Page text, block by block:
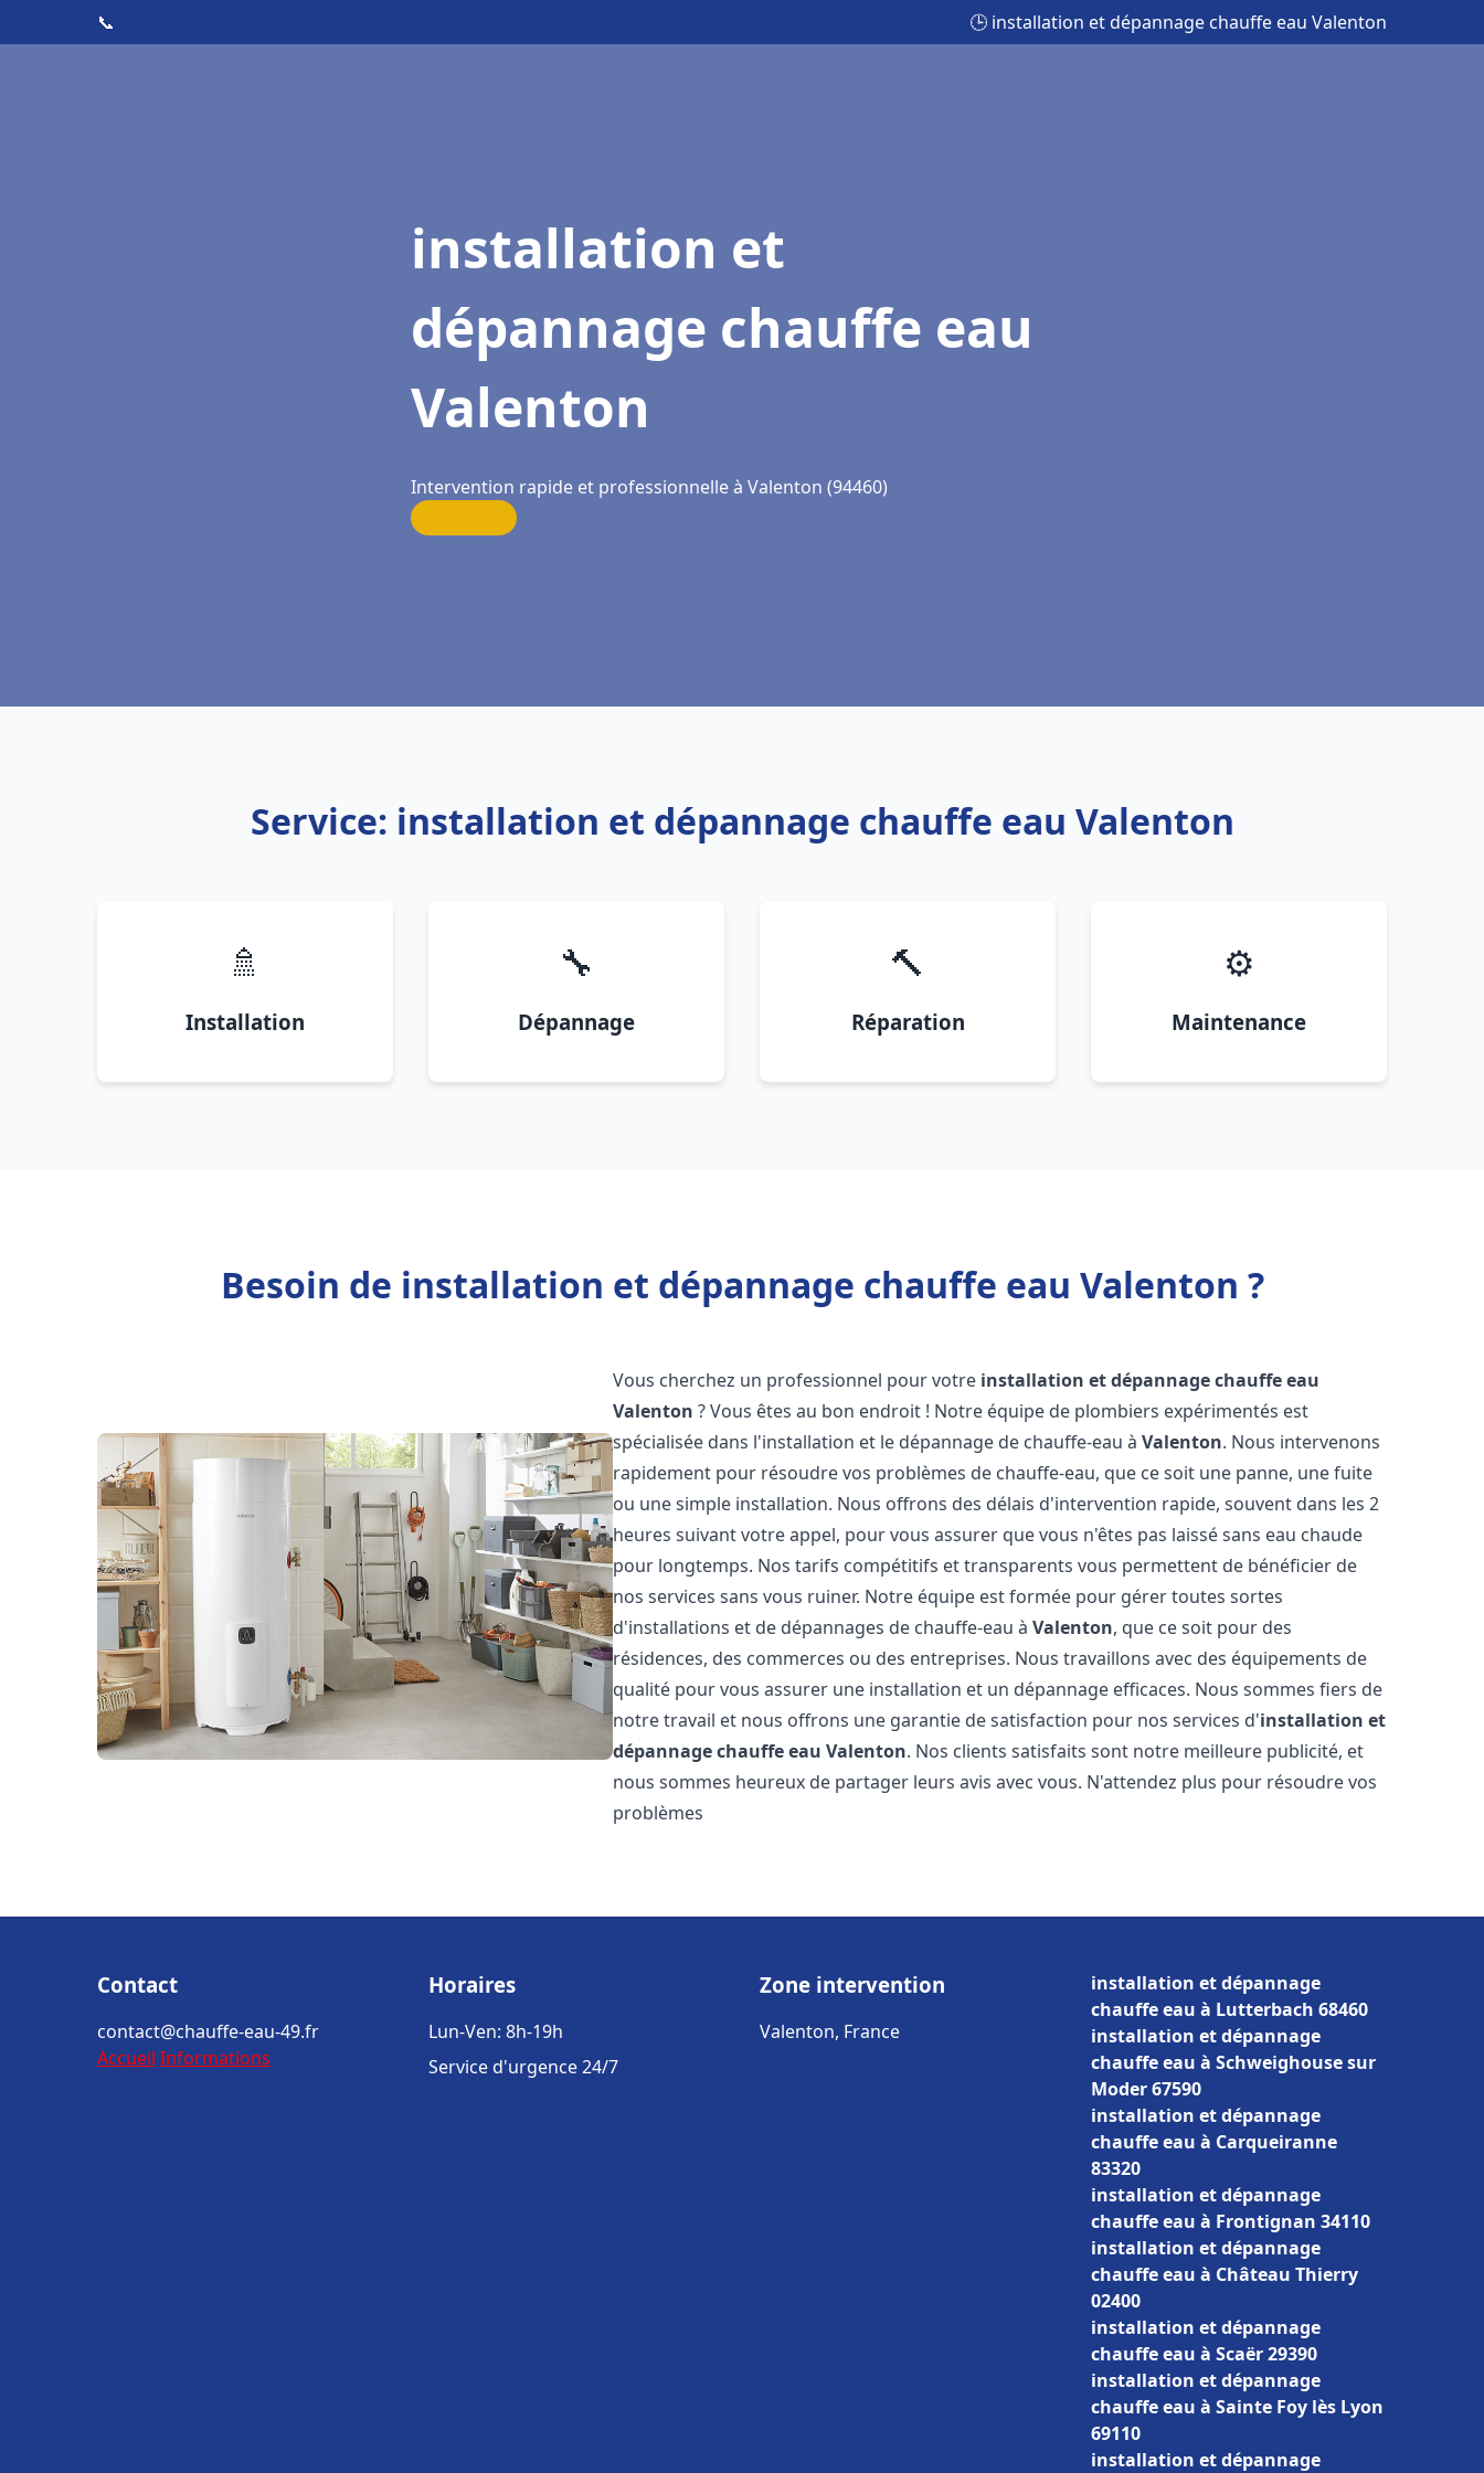
📞 🕒 installation et dépannage chauffe eau Valenton
installation et
dépannage chauffe eau
Valenton
Intervention rapide et professionnelle à Valenton (94460)
Service: installation et dépannage chauffe eau Valenton
🚿
Installation
🔧
Dépannage
🔨
Réparation
⚙️
Maintenance
Besoin de installation et dépannage chauffe eau Valenton ?
Vous cherchez un professionnel pour votre installation et dépannage chauffe eau
Valenton ? Vous êtes au bon endroit ! Notre équipe de plombiers expérimentés est
spécialisée dans l'installation et le dépannage de chauffe-eau àValenton. Nous intervenons
rapidement pour résoudre vos problèmes de chauffe-eau, que ce soit une panne, une fuite
ou une simple installation. Nous offrons des délais d'intervention rapide, souvent dans les 2
heures suivant votre appel, pour vous assurer que vous n'êtes pas laissé sans eau chaude
pour longtemps. Nos tarifs compétitifs et transparents vous permettent de bénéficier de
nos services sans vous ruiner. Notre équipe est formée pour gérer toutes sortes
d'installations et de dépannages de chauffe-eau àValenton, que ce soit pour des
résidences, des commerces ou des entreprises. Nous travaillons avec des équipements de
qualité pour vous assurer une installation et un dépannage efficaces. Nous sommes fiers de
notre travail et nous offrons une garantie de satisfaction pour nos services d'installation et
dépannage chauffe eau Valenton. Nos clients satisfaits sont notre meilleure publicité, et
nous sommes heureux de partager leurs avis avec vous. N'attendez plus pour résoudre vos
problèmes
Contact
contact@chauffe-eau-49.fr
Accueil Informations
Horaires
Lun-Ven: 8h-19h
Service d'urgence 24/7
Zone intervention
Valenton, France
installation et dépannage
chauffe eau à Lutterbach 68460
installation et dépannage
chauffe eau à Schweighouse sur
Moder 67590
installation et dépannage
chauffe eau à Carqueiranne
83320
installation et dépannage
chauffe eau à Frontignan 34110
installation et dépannage
chauffe eau à Château Thierry
02400
installation et dépannage
chauffe eau à Scaër 29390
installation et dépannage
chauffe eau à Sainte Foy lès Lyon
69110
installation et dépannage